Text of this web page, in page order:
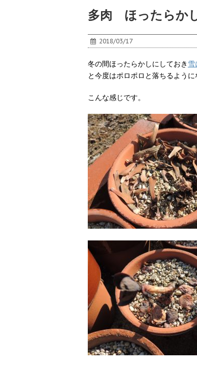
多肉 ほったらか
2018/03/17
冬の間ほったらかしにしておき 雪
と今度はポロポロと落ちるように
こんな感じです。